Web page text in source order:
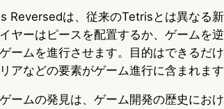
Reversedは、従来のTetrisとは異なる
ヤーはピースを配置するか、ゲームを
ームを進行させます。目的はできるだ
アなどの要素がゲーム進行に含まれます
ームの発見は、ゲーム開発の歴史にお